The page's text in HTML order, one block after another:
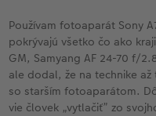
Používam fotoaparát Sony
pokrývajú všetko čo ako
GM, Samyang AF 24-70 f/
ale dodal, že na technike
so starším fotoaparátom.
vie človek „vytlačiť” zo